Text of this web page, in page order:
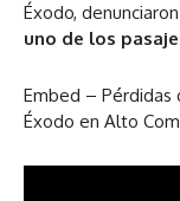
Éxodo,
uno de los
Embed – Pérdidas
Éxodo en Alto